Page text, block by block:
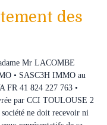
des
Mr LACOMBE
• SASC3H IMMO au
FR 41 824 227 763 •
par CCI TOULOUSE 2
ne doit recevoir ni